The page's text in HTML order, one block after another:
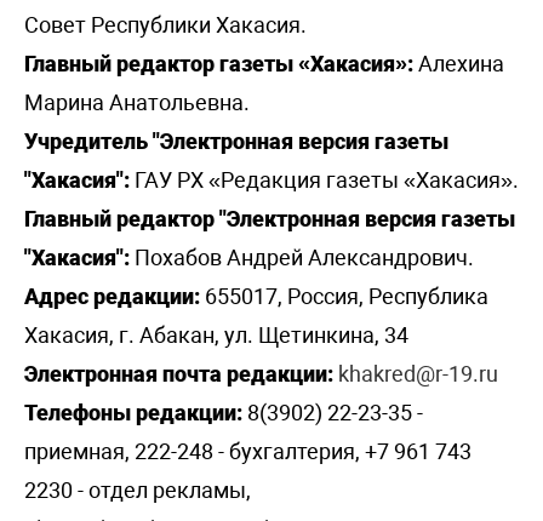
Совет Республики Хакасия.
Главный редактор газеты «Хакасия»:Алехина
Марина Анатольевна.
Учредитель "Электронная версия газеты
"Хакасия": ГАУ РХ «Редакция газеты «Хакасия».
Главный редактор "Электронная версия газеты
"Хакасия": Похабов Андрей Александрович.
Адрес редакции: 655017, Россия, Республика
Хакасия, г. Абакан, ул. Щетинкина, 34
Электронная почта редакции: khakred@r-19.ru
Телефоны редакции: 8(3902) 22-23-35 -
приемная, 222-248 - бухгалтерия, +7 961 743
2230 - отдел рекламы,